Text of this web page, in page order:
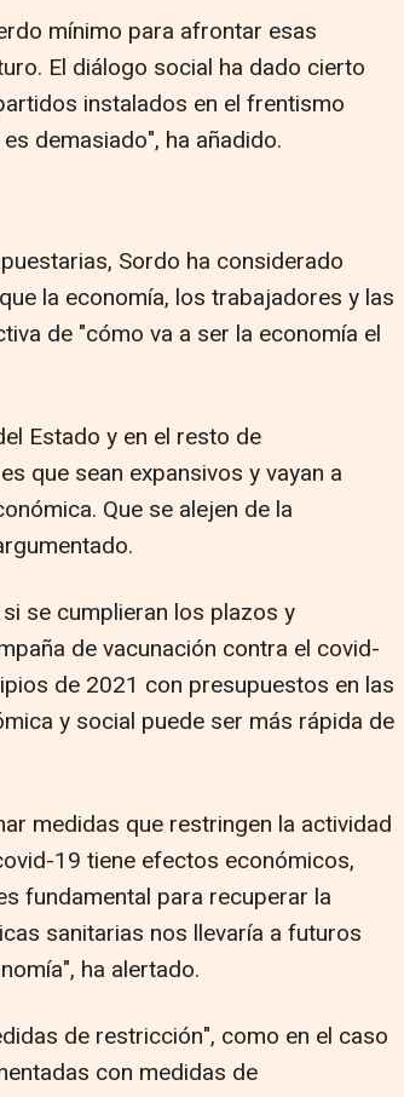
mínimo para afrontar esas
El diálogo social ha dado cierto
instalados en el frentismo
demasiado", ha añadido.
Sordo ha considerado
la economía, los trabajadores y las
de "cómo va a ser la economía el
Estado y en el resto de
que sean expansivos y vayan a
Que se alejen de la
se cumplieran los plazos y
de vacunación contra el covid-
de 2021 con presupuestos en las
y social puede ser más rápida de
medidas que restringen la actividad
19 tiene efectos económicos,
fundamental para recuperar la
sanitarias nos llevaría a futuros
ha alertado.
de restricción", como en el caso
con medidas de